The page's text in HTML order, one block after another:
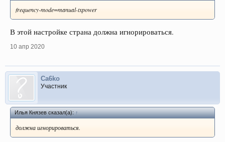
frequency-mode=manual-txpower
В этой настройке страна должна игнорироваться.
10 апр 2020
Ca6ko
Участник
Илья Князев сказал(а):↑
должна игнорироваться.